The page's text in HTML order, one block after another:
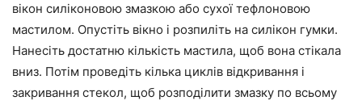
вікон силіконовою змазкою або сухої тефлоновою
мастилом. Опустіть вікно і розпиліть на силікон гумки.
Нанесіть достатню кількість мастила, щоб вона стікала
вниз. Потім проведіть кілька циклів відкривання і
закривання стекол, щоб розподілити змазку по всьому